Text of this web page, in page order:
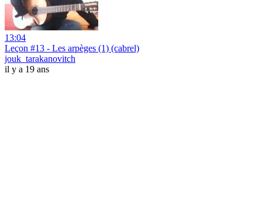
13:04
Leçon #13 - Les arpèges (1) (cabrel)
jouk_tarakanovitch
il y a 19 ans